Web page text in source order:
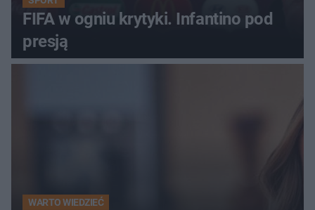
FIFA w ogniu krytyki. Infantino pod
presją
WARTO WIEDZIEĆ